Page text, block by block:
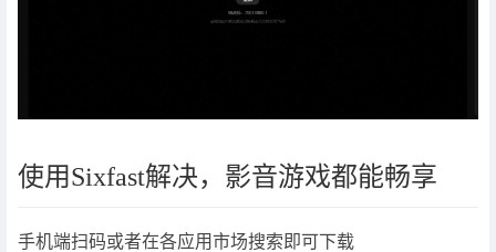
使用Sixfast解决，影音游戏都能畅享
手机端扫码或者在各应用市场搜索即可下载